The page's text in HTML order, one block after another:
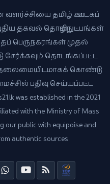
வளர்ச்சியை தமிழ் ஊடகப்
தகவல் தொழில்நுட்பங்கள்
பெருநகரங்கள் முதல்
சேர்க்கவும் தொடங்கப்பட்ட
தலைமையிடமாகக் கொண்டு
பதிவு செய்யப்பட்ட
was established in the 2021
with the Ministry of Mass
our public with equipoise and
authentic sources.